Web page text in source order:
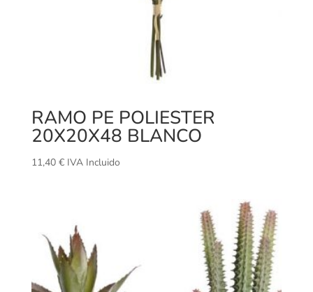
RAMO PE POLIESTER
20X20X48 BLANCO
11,40 € IVA Incluido